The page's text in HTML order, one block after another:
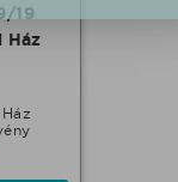
19
Ház